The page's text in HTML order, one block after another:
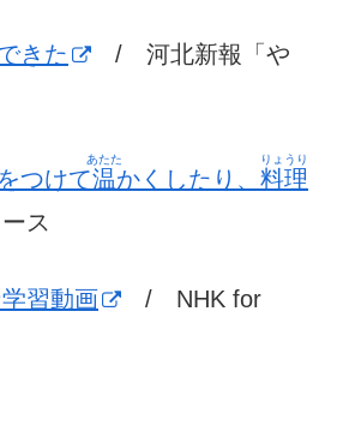
きた
/ 河北新報「や
をつけて温
あたた
かくしたり、 料理
りょうり
ス
習動画
/ NHK for